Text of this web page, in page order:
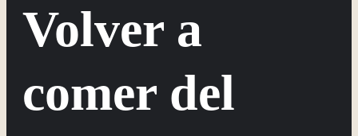
Volver a
comer del